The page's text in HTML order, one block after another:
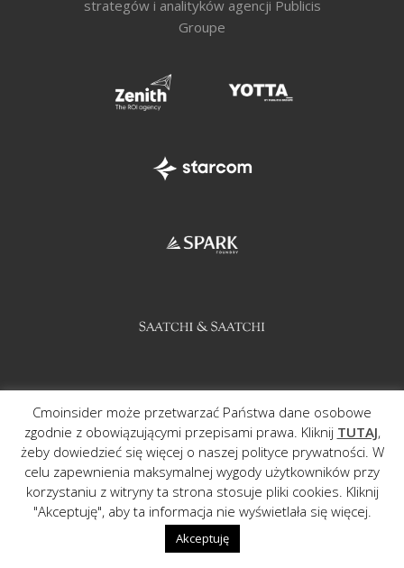
strategów i analityków agencji Publicis
Groupe
Cmoinsider może przetwarzać Państwa dane osobowe
zgodnie z obowiązującymi przepisami prawa. Kliknij TUTAJ,
żeby dowiedzieć się więcej o naszej polityce prywatności. W
celu zapewnienia maksymalnej wygody użytkowników przy
korzystaniu z witryny ta strona stosuje pliki cookies. Kliknij
"Akceptuję", aby ta informacja nie wyświetlała się więcej.
Akceptuję